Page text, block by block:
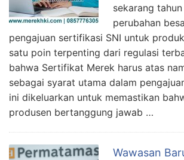
sekarang
perubahan
pengajuan sertifikasi SNI untuk
satu poin terpenting dari regulasi
bahwa Sertifikat Merek harus atas
sebagai syarat utama dalam
ini dikeluarkan untuk memastikan
produsen bertanggung jawab …
Wawasan